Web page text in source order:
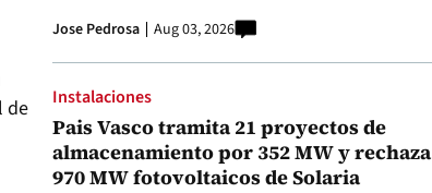
de
Jose Pedrosa Aug 03, 2026
Instalaciones
Pais Vasco tramita 21 proyectos de
almacenamiento por 352 MW y rechaza
970 MW fotovoltaicos de Solaria